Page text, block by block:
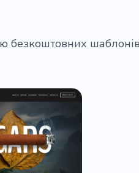
безкоштовних шаблонів